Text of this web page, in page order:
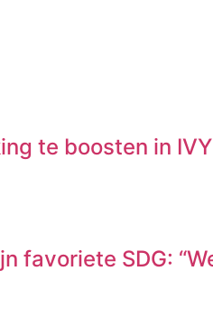
te boosten in
favoriete SDG: